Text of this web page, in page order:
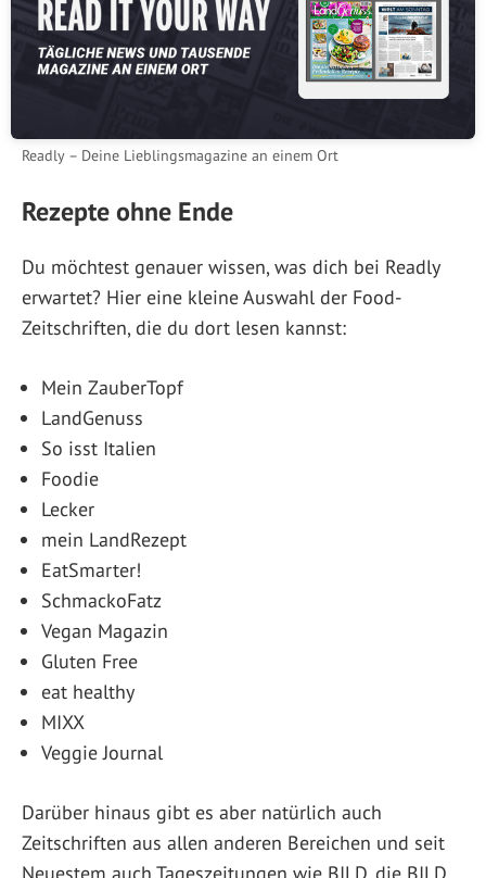
Readly – Deine Lieblingsmagazine an einem Ort
Rezepte ohne Ende
Du möchtest genauer wissen, was dich bei Readly
erwartet? Hier eine kleine Auswahl der Food-
Zeitschriften, die du dort lesen kannst:
Mein ZauberTopf
LandGenuss
So isst Italien
Foodie
Lecker
mein LandRezept
EatSmarter!
SchmackoFatz
Vegan Magazin
Gluten Free
eat healthy
MIXX
Veggie Journal
Darüber hinaus gibt es aber natürlich auch
Zeitschriften aus allen anderen Bereichen und seit